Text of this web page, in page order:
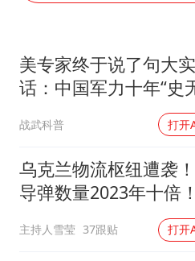
曹颖儿
以军士
美专家终于说了句大实
话：中国军力十年“史
例”狂飙，美国这次真
住了
战武科普 打开
乌克兰物流枢纽遭袭
导弹数量2023年十倍
主持人雪莹 37跟贴 打开